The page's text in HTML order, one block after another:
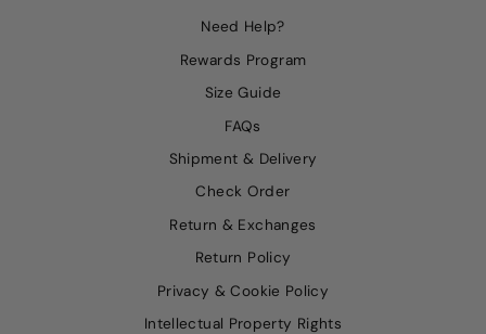
Need Help?
Rewards Program
Size Guide
FAQs
Shipment & Delivery
Check Order
Return & Exchanges
Return Policy
Privacy & Cookie Policy
Intellectual Property Rights